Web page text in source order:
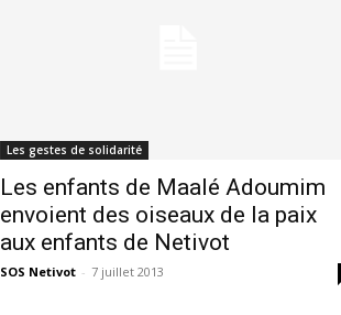
Les gestes de solidarité
Les enfants de Maalé Adoumim
envoient des oiseaux de la paix
aux enfants de Netivot
SOS Netivot - 7 juillet 2013